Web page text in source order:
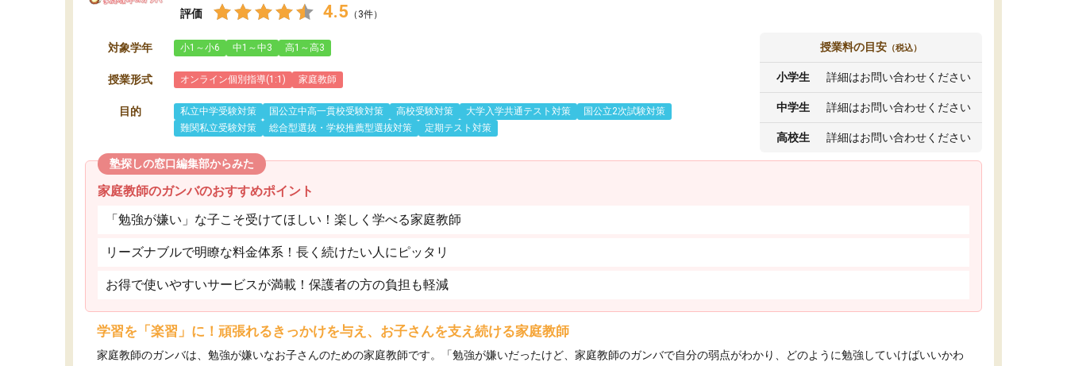
評価 4.5 （3件）
対象学年 小1～小6 中1～中3 高1～高3
授業形式 オンライン個別指導(1:1) 家庭教師
目的 私立中学受験対策 国公立中高一貫校受験対策 高校受験対策 大学入学共通テスト対策
国公立2次試験対策
難関私立受験対策
総合型選抜・学校推薦型選抜対策 定期テスト対策
授業料の目安 （税込）
小学生 詳細はお問い合わせください
中学生 詳細はお問い合わせください
高校生 詳細はお問い合わせください
塾探しの窓口編集部からみた
家庭教師のガンバのおすすめポイント
「勉強が嫌い」な子こそ受けてほしい！楽しく学べる家庭教師
リーズナブルで明瞭な料金体系！長く続けたい人にピッタリ
お得で使いやすいサービスが満載！保護者の方の負担も軽減
学習を「楽習」に！頑張れるきっかけを与え、お子さんを支え続ける家庭教師
家庭教師のガンバは、勉強が嫌いなお子さんのための家庭教師です。「勉強が嫌いだったけど、家庭教師のガンバで自分の弱点がわかり、どのように勉強していけばいいかわ